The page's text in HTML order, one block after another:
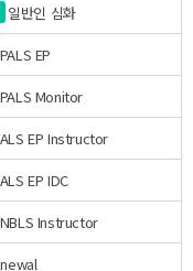
일반인 심화
EP
Monitor
EP Instructor
EP IDC
Instructor